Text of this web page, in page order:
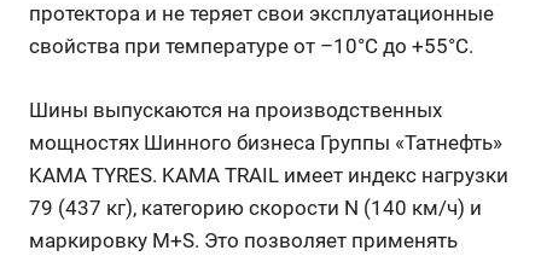
протектора и не теряет свои эксплуатационные
свойства при температуре от –10°С до +55°С.
Шины выпускаются на производственных
мощностях Шинного бизнеса Группы «Татнефть»
KAMA TYRES. KAMA TRAIL имеет индекс нагрузки
79 (437 кг), категорию скорости N (140 км/ч) и
маркировку M+S. Это позволяет применять